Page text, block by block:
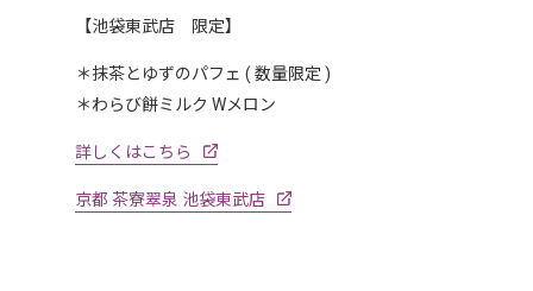
【池袋東武店 限定】
＊抹茶とゆずのパフェ ( 数量限定 )
＊わらび餅ミルク Wメロン
詳しくはこちら
京都 茶寮翠泉 池袋東武店